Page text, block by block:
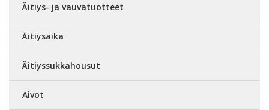
Äitiys- ja vauvatuotteet
Äitiysaika
Äitiyssukkahousut
Aivot